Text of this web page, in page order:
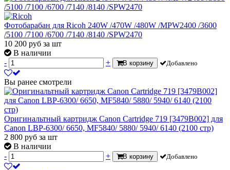
Фотобарабан для Ricoh 240W /470W /480W /MPW2400 /3600
/5100 /7100 /6700 /7140 /8140 /SPW2470
10 200 руб за шт
В наличии
-
+ В корзину Добавлено
Вы ранее смотрели
Оригинальтный картридж Canon Cartridge 719 [3479B002] для
Canon LBP-6300/ 6650, MF5840/ 5880/ 5940/ 6140 (2100 стр)
2 800 руб за шт
В наличии
-
+ В корзину Добавлено